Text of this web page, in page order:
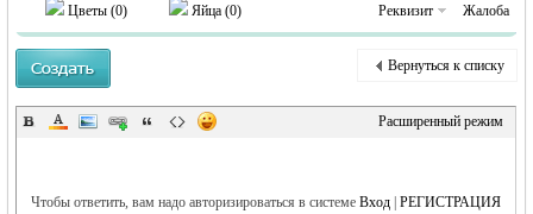
Цветы (0) Яйца (0) Реквизит Жалоба
Вернуться к списку
Расширенный режим
Чтобы ответить, вам надо авторизироваться в системеВход |РЕГИСТРАЦИЯ